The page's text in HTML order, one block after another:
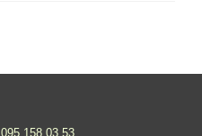
095 158 03 53